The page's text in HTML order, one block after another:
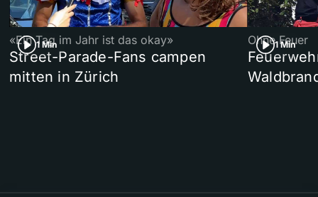
1 Min
«Ein Tag im Jahr ist das okay»
Street-Parade-Fans campen
mitten in Zürich
1 Min
Ohne Feuer